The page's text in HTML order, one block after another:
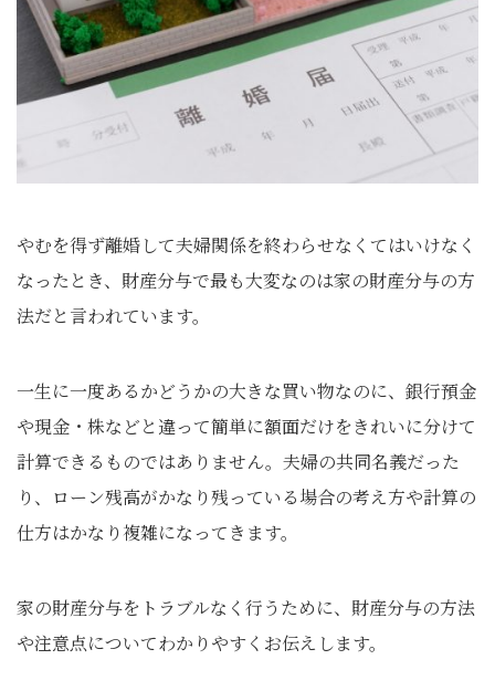
やむを得ず離婚して夫婦関係を終わらせなくてはいけなく
なったとき、財産分与で最も大変なのは家の財産分与の方
法だと言われています。
一生に一度あるかどうかの大きな買い物なのに、銀行預金
や現金・株などと違って簡単に額面だけをきれいに分けて
計算できるものではありません。夫婦の共同名義だった
り、ローン残高がかなり残っている場合の考え方や計算の
仕方はかなり複雑になってきます。
家の財産分与をトラブルなく行うために、財産分与の方法
や注意点についてわかりやすくお伝えします。